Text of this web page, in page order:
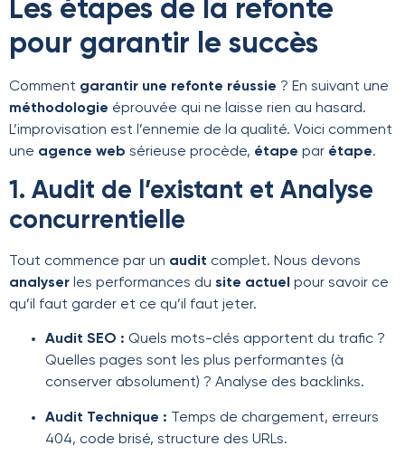
Les étapes de la refonte
pour garantir le succès
Comment garantir une refonte réussie ? En suivant une
méthodologie éprouvée qui ne laisse rien au hasard.
L’improvisation est l’ennemie de la qualité. Voici comment
une agence web sérieuse procède, étape par étape.
1. Audit de l’existant et Analyse
concurrentielle
Tout commence par un audit complet. Nous devons
analyser les performances du site actuel pour savoir ce
qu’il faut garder et ce qu’il faut jeter.
Audit SEO : Quels mots-clés apportent du trafic ?
Quelles pages sont les plus performantes (à
conserver absolument) ? Analyse des backlinks.
Audit Technique : Temps de chargement, erreurs
404, code brisé, structure des URLs.